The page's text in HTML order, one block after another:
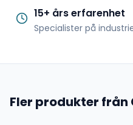
15+ års erfarenhet
Specialister på
Fler produkter från